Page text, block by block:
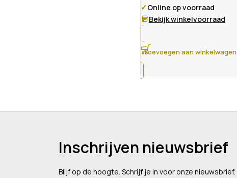
✓Online op voorraad
Bekijk winkelvoorraad
Toevoegen aan winkelwagen
Inschrijven nieuwsbrief
Blijf op de hoogte. Schrijf je in voor onze nieuwsbrief.